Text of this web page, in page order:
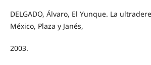
DELGADO, Álvaro, El Yunque. La
México, Plaza y Janés,
2003.